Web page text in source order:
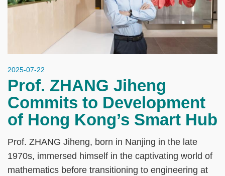
2025-07-22
Prof. ZHANG Jiheng
Commits to Development
of Hong Kong’s Smart Hub
Prof. ZHANG Jiheng, born in Nanjing in the late
1970s, immersed himself in the captivating world of
mathematics before transitioning to engineering at